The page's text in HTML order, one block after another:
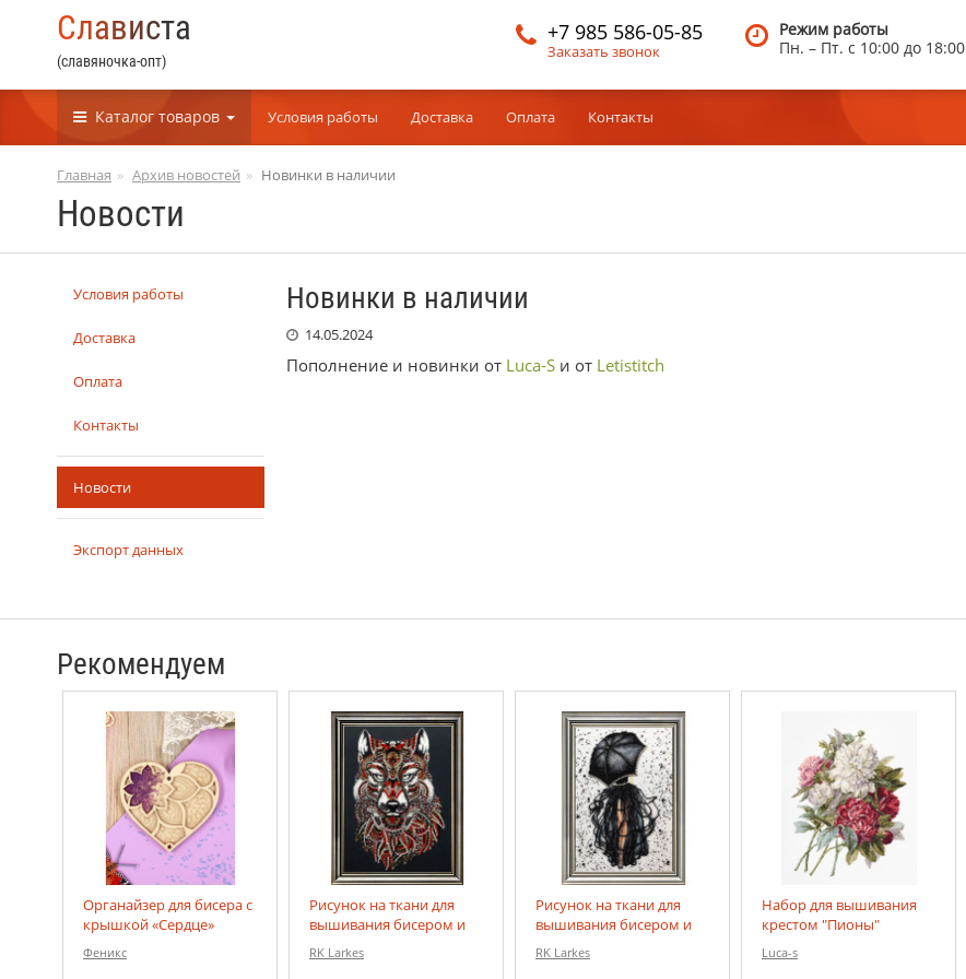
Слависта
(славяночка-опт)
+7 985 586-05-85
Заказать звонок
Режим работы
Пн. – Пт. c 10:00 до 18:00
Каталог товаров Условия работы Доставка Оплата Контакты
Главная Архив новостей Новинки в наличии
Новости
Условия работы
Доставка
Оплата
Контакты
Новости
Экспорт данных
Новинки в наличии
14.05.2024
Пополнение и новинки от Luca-S и от Letistitch
Рекомендуем
Органайзер для бисера с
крышкой «Сердце»
Феникс
Рисунок на ткани для
вышивания бисером и
бусинами "Волк"
RK Larkes
Рисунок на ткани для
вышивания бисером и
бусинами "Модница 2"
RK Larkes
Набор для вышивания
крестом "Пионы"
Luca-s